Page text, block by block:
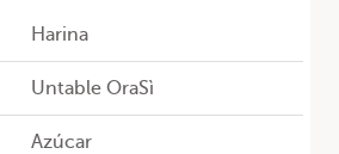
Harina
Untable OraSì
Azúcar